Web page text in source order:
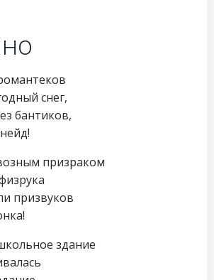
снег,
бантиков,
призраком
призвуков
здание